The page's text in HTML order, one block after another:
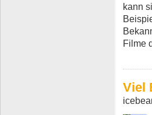
kann
Filme
Viel